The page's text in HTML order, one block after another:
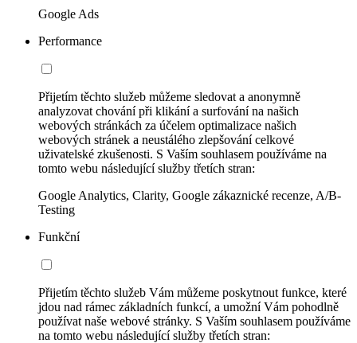
Google Ads
Performance
Přijetím těchto služeb můžeme sledovat a anonymně
analyzovat chování při klikání a surfování na našich
webových stránkách za účelem optimalizace našich
webových stránek a neustálého zlepšování celkové
uživatelské zkušenosti. S Vaším souhlasem používáme na
tomto webu následující služby třetích stran:
Google Analytics, Clarity, Google zákaznické recenze, A/B-
Testing
Funkční
Přijetím těchto služeb Vám můžeme poskytnout funkce, které
jdou nad rámec základních funkcí, a umožní Vám pohodlně
používat naše webové stránky. S Vaším souhlasem používáme
na tomto webu následující služby třetích stran: